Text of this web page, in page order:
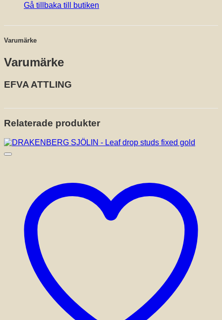
Gå tillbaka till butiken
Varumärke
Varumärke
EFVA ATTLING
Relaterade produkter